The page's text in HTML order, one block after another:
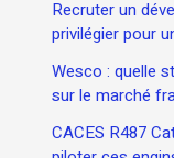
Recruter un
privilégier pour
Wesco : quelle
sur le marché
CACES R487